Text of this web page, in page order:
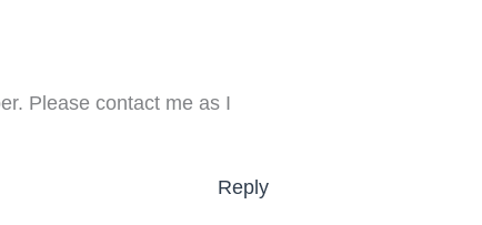
Please contact me as I
Reply